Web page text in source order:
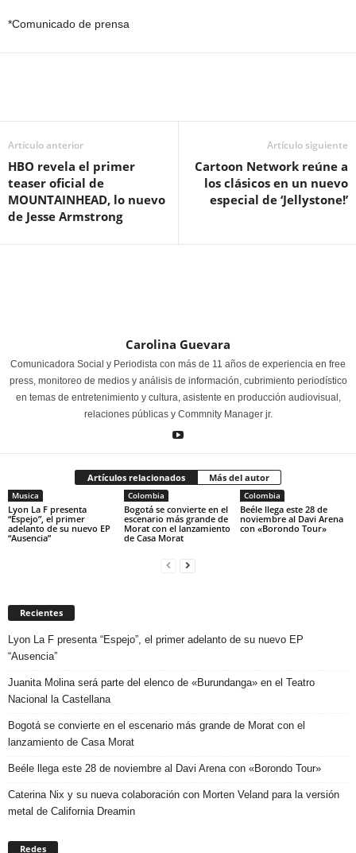
*Comunicado de prensa
Artículo anterior
HBO revela el primer
teaser oficial de
MOUNTAINHEAD, lo nuevo
de Jesse Armstrong
Artículo siguiente
Cartoon Network reúne a
los clásicos en un nuevo
especial de ‘Jellystone!’
Carolina Guevara
Comunicadora Social y Periodista con más de 11 años de experiencia en free
press, monitoreo de medios y análisis de información, cubrimiento periodístico
en temas de entretenimiento y cultura, asistente en producción audiovisual,
relaciones públicas y Commnity Manager jr.
Artículos relacionados Más del autor
Musica
Lyon La F presenta
“Espejo”, el primer
adelanto de su nuevo EP
“Ausencia”
Colombia
Bogotá se convierte en el
escenario más grande de
Morat con el lanzamiento
de Casa Morat
Colombia
Beéle llega este 28 de
noviembre al Davi Arena
con «Borondo Tour»
Recientes
Lyon La F presenta “Espejo”, el primer adelanto de su nuevo EP
“Ausencia”
Juanita Molina será parte del elenco de «Burundanga» en el Teatro
Nacional la Castellana
Bogotá se convierte en el escenario más grande de Morat con el
lanzamiento de Casa Morat
Beéle llega este 28 de noviembre al Davi Arena con «Borondo Tour»
Caterina Nix y su nueva colaboración con Morten Veland para la versión
metal de California Dreamin
Redes